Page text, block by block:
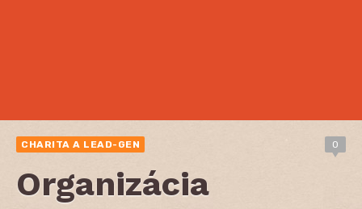
CHARITA A LEAD-GEN 0
Organizácia